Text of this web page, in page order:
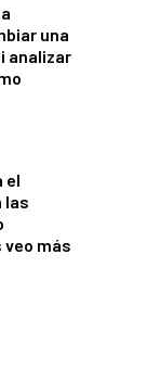
una
analizar
el
las
más